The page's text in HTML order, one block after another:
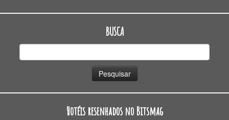
BUSCA
Hotéis resenhados no Bitsmag